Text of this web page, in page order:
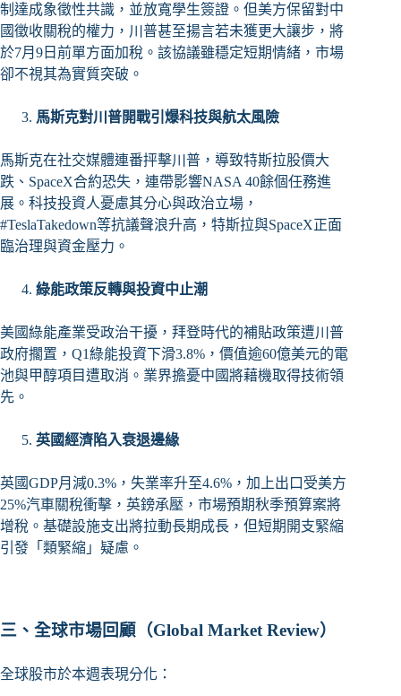
制達成象徵性共識，並放寬學生簽證。但美方保留對中
國徵收關稅的權力，川普甚至揚言若未獲更大讓步，將
於7月9日前單方面加稅。該協議雖穩定短期情緒，市場
卻不視其為實質突破。
馬斯克對川普開戰引爆科技與航太風險
馬斯克在社交媒體連番抨擊川普，導致特斯拉股價大
跌、SpaceX合約恐失，連帶影響NASA 40餘個任務進
展。科技投資人憂慮其分心與政治立場，
#TeslaTakedown等抗議聲浪升高，特斯拉與SpaceX正面
臨治理與資金壓力。
綠能政策反轉與投資中止潮
美國綠能產業受政治干擾，拜登時代的補貼政策遭川普
政府擱置，Q1綠能投資下滑3.8%，價值逾60億美元的電
池與甲醇項目遭取消。業界擔憂中國將藉機取得技術領
先。
英國經濟陷入衰退邊緣
英國GDP月減0.3%，失業率升至4.6%，加上出口受美方
25%汽車關稅衝擊，英鎊承壓，市場預期秋季預算案將
增稅。基礎設施支出將拉動長期成長，但短期開支緊縮
引發「類緊縮」疑慮。
三、全球市場回顧（Global Market Review）
全球股市於本週表現分化：